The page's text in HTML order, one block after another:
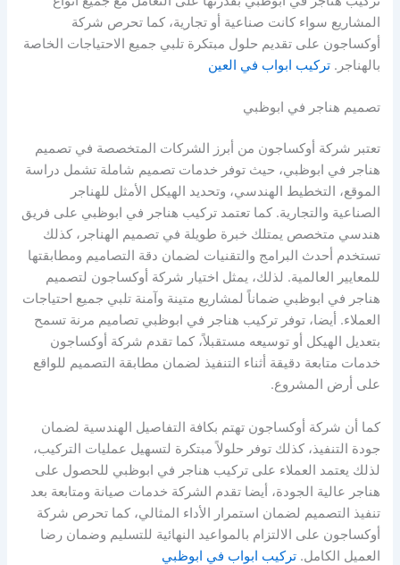
المشاريع سواء كانت صناعية أو تجارية، كما تحرص شركة
أوكساجون على تقديم حلول مبتكرة تلبي جميع الاحتياجات الخاصة
بالهناجر.تركيب ابواب في العين
تصميم هناجر في ابوظبي
تعتبر شركة أوكساجون من أبرز الشركات المتخصصة في تصميم
هناجر في ابوظبي، حيث توفر خدمات تصميم شاملة تشمل دراسة
الموقع، التخطيط الهندسي، وتحديد الهيكل الأمثل للهناجر
الصناعية والتجارية. كما تعتمد تركيب هناجر في ابوظبي على فريق
هندسي متخصص يمتلك خبرة طويلة في تصميم الهناجر، كذلك
تستخدم أحدث البرامج والتقنيات لضمان دقة التصاميم ومطابقتها
للمعايير العالمية. لذلك، يمثل اختيار شركة أوكساجون لتصميم
هناجر في ابوظبي ضماناً لمشاريع متينة وآمنة تلبي جميع احتياجات
العملاء. أيضا، توفر تركيب هناجر في ابوظبي تصاميم مرنة تسمح
بتعديل الهيكل أو توسيعه مستقبلاً، كما تقدم شركة أوكساجون
خدمات متابعة دقيقة أثناء التنفيذ لضمان مطابقة التصميم للواقع
على أرض المشروع.
كما أن شركة أوكساجون تهتم بكافة التفاصيل الهندسية لضمان
جودة التنفيذ، كذلك توفر حلولاً مبتكرة لتسهيل عمليات التركيب،
لذلك يعتمد العملاء على تركيب هناجر في ابوظبي للحصول على
هناجر عالية الجودة، أيضا تقدم الشركة خدمات صيانة ومتابعة بعد
تنفيذ التصميم لضمان استمرار الأداء المثالي، كما تحرص شركة
أوكساجون على الالتزام بالمواعيد النهائية للتسليم وضمان رضا
العميل الكامل.تركيب ابواب في ابوظبي